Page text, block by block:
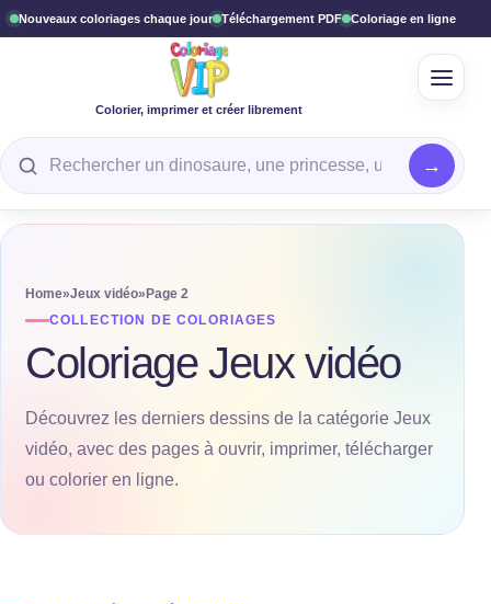
Nouveaux coloriages chaque jour Téléchargement PDF Coloriage en ligne
Colorier, imprimer et créer librement
Rechercher un coloriage
Home»Jeux vidéo» Page 2
COLLECTION DE COLORIAGES
Coloriage Jeux vidéo
Découvrez les derniers dessins de la catégorie Jeux
vidéo, avec des pages à ouvrir, imprimer, télécharger
ou colorier en ligne.